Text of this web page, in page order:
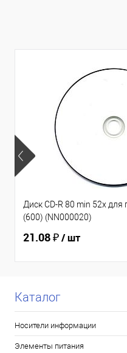
Диск CD-R 80 min 52x для
(600) (NN000020)
21.08 ₽/ шт
Каталог
Носители информации
Элементы питания